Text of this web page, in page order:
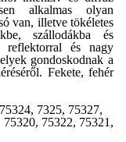
alkalmas olyan
van, illetve tökéletes
szállodákba és
reflektorral és nagy
gondoskodnak a
Fekete, fehér
75327,
75321,